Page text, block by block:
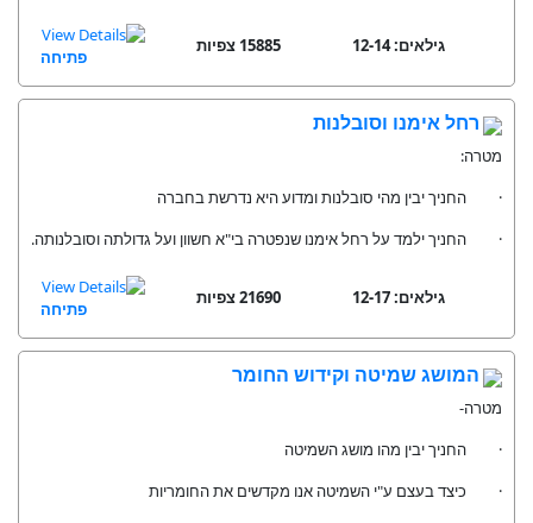
גילאים: 12-14 15885 צפיות
פתיחה
רחל אימנו וסובלנות
מטרה:
· החניך יבין מהי סובלנות ומדוע היא נדרשת בחברה
· החניך ילמד על רחל אימנו שנפטרה בי"א חשוון ועל גדולתה וסובלנותה.
גילאים: 12-17 21690 צפיות
פתיחה
המושג שמיטה וקידוש החומר
מטרה-
· החניך יבין מהו מושג השמיטה
· כיצד בעצם ע"י השמיטה אנו מקדשים את החומריות